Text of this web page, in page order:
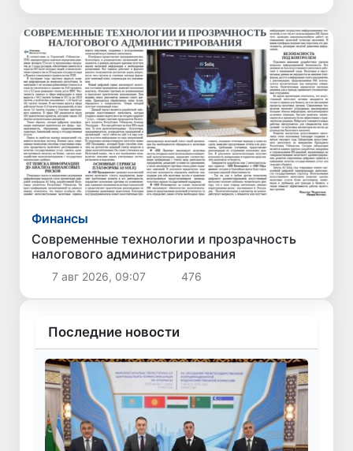
Финансы
Современные технологии и прозрачность
налогового администрирования
7 авг 2026, 09:07 476
Последние новости